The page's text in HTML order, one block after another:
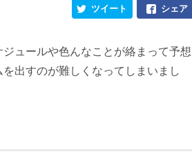
シェア
ツイート
ュールや色んなことが絡まって予想
出すのが難しくなってしまいまし